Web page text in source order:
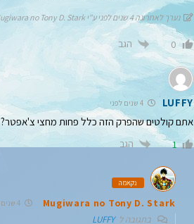
נערך לאחרונה 4 שנים לפני ע"י Mugiwara no Tony D. Stark
0 הגב
LUFFY 4 שנים לפני
אתם קולטים שהפרק הזה כלל פחות מחצי צ'אפטר?
1 הגב
נקאמה
Mugiwara no Tony D. Stark 4 שנים לפני
בתגובה לLUFFY